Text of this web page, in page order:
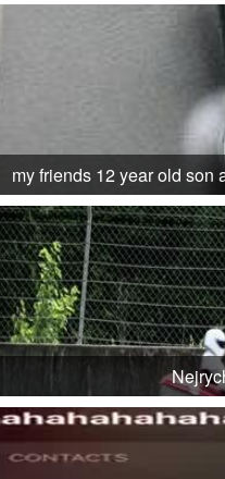
my friends 12 year old son